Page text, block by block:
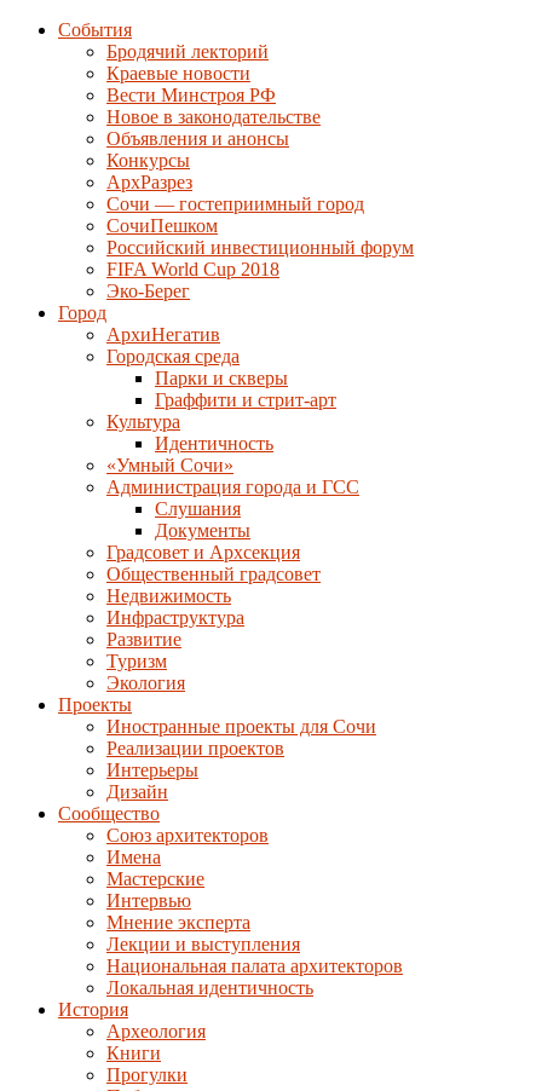
События
Бродячий лекторий
Краевые новости
Вести Минстроя РФ
Новое в законодательстве
Объявления и анонсы
Конкурсы
АрхРазрез
Сочи — гостеприимный город
СочиПешком
Российский инвестиционный форум
FIFA World Cup 2018
Эко-Берег
Город
АрхиНегатив
Городская среда
Парки и скверы
Граффити и стрит-арт
Культура
Идентичность
«Умный Сочи»
Администрация города и ГСС
Слушания
Документы
Градсовет и Архсекция
Общественный градсовет
Недвижимость
Инфраструктура
Развитие
Туризм
Экология
Проекты
Иностранные проекты для Сочи
Реализации проектов
Интерьеры
Дизайн
Сообщество
Союз архитекторов
Имена
Мастерские
Интервью
Мнение эксперта
Лекции и выступления
Национальная палата архитекторов
Локальная идентичность
История
Археология
Книги
Прогулки